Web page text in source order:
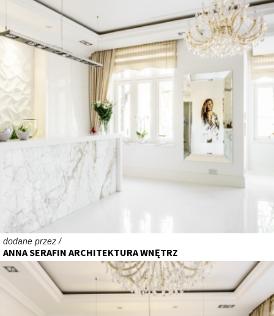
dodane przez /
ANNA SERAFIN ARCHITEKTURA WNĘTRZ